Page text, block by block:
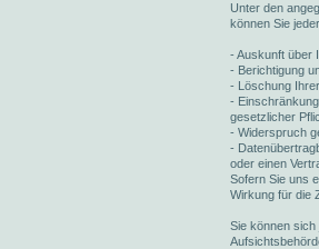
Unter den
können Sie
- Auskunft über
- Berichtigung
- Löschung
-
gesetzlicher
- Widerspruch
-
oder einen
Sofern Sie uns
Wirkung für die
Sie können